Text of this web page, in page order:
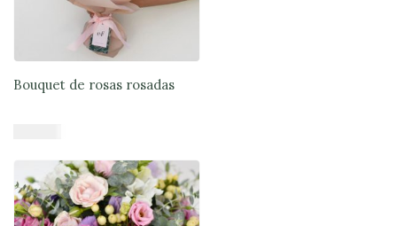
$279.890
página
Bouquet de rosas rosadas
Añadir al carrito